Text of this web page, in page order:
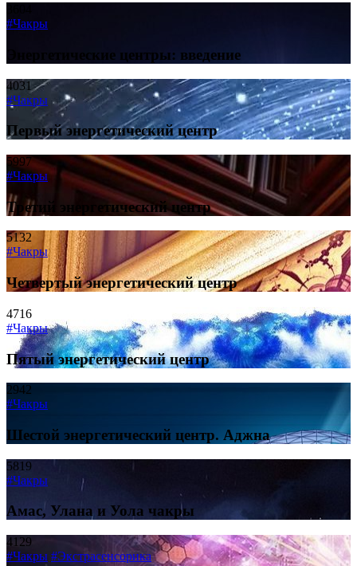
#Чакры
Энергетические центры: введение
4031
#Чакры
Первый энергетический центр
5997
#Чакры
Третий энергетический центр
5132
#Чакры
Четвертый энергетический центр
4716
#Чакры
Пятый энергетический центр
2942
#Чакры
Шестой энергетический центр. Аджна
5819
#Чакры
Амас, Улана и Уола чакры
4129
#Чакры #Экстрасенсорика